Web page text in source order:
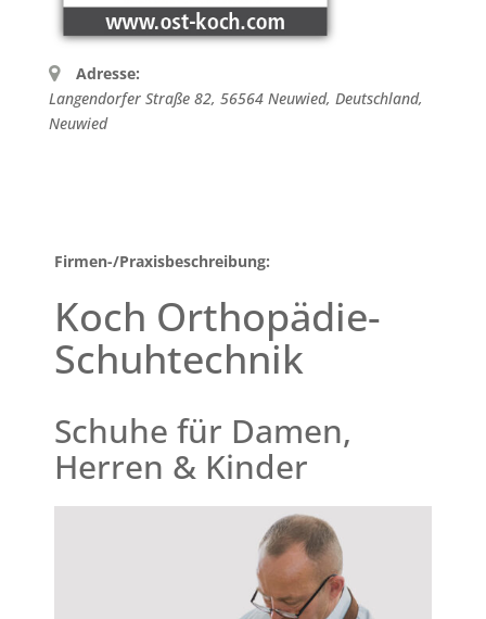
Adresse:
Langendorfer Straße 82, 56564 Neuwied, Deutschland,
Neuwied
Firmen-/Praxisbeschreibung:
Koch Orthopädie-
Schuhtechnik
Schuhe für Damen,
Herren & Kinder